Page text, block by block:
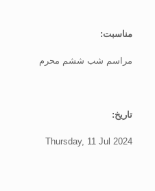
مناسبت:
مراسم شب ششم محرم
تاریخ:
Thursday, 11 Jul 2024